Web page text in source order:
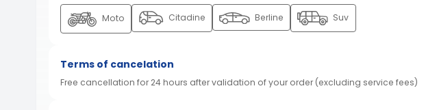
Moto Citadine Berline Suv
Terms of cancelation
Free cancellation for 24 hours after validation of your order (excluding service fees)